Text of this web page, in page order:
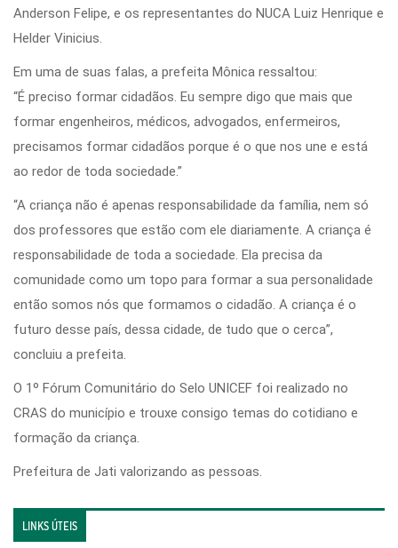
Anderson Felipe, e os representantes do NUCA Luiz Henrique e
Helder Vinicius.
Em uma de suas falas, a prefeita Mônica ressaltou:
“É preciso formar cidadãos. Eu sempre digo que mais que
formar engenheiros, médicos, advogados, enfermeiros,
precisamos formar cidadãos porque é o que nos une e está
ao redor de toda sociedade.”
“A criança não é apenas responsabilidade da família, nem só
dos professores que estão com ele diariamente. A criança é
responsabilidade de toda a sociedade. Ela precisa da
comunidade como um topo para formar a sua personalidade
então somos nós que formamos o cidadão. A criança é o
futuro desse país, dessa cidade, de tudo que o cerca”,
concluiu a prefeita.
O 1º Fórum Comunitário do Selo UNICEF foi realizado no
CRAS do município e trouxe consigo temas do cotidiano e
formação da criança.
Prefeitura de Jati valorizando as pessoas.
LINKS ÚTEIS